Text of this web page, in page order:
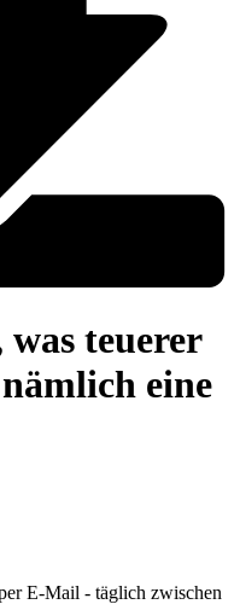
teuerer
eine
E-Mail - täglich zwischen